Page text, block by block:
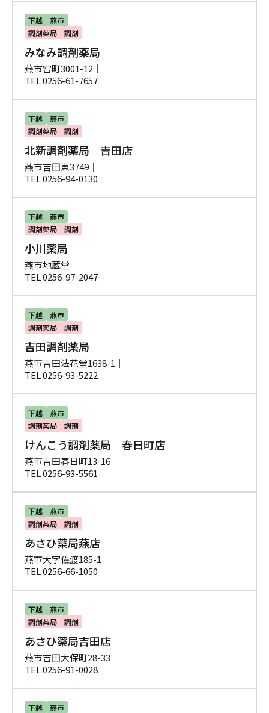
下越
燕市
調剤薬局
調剤
みなみ調剤薬局
燕市宮町3001-12｜
TEL 0256-61-7657
下越
燕市
調剤薬局
調剤
北新調剤薬局 吉田店
燕市吉田東3749｜
TEL 0256-94-0130
下越
燕市
調剤薬局
調剤
小川薬局
燕市地蔵堂｜
TEL 0256-97-2047
下越
燕市
調剤薬局
調剤
吉田調剤薬局
燕市吉田法花堂1638-1｜
TEL 0256-93-5222
下越
燕市
調剤薬局
調剤
けんこう調剤薬局 春日町店
燕市吉田春日町13-16｜
TEL 0256-93-5561
下越
燕市
調剤薬局
調剤
あさひ薬局燕店
燕市大字佐渡185-1｜
TEL 0256-66-1050
下越
燕市
調剤薬局
調剤
あさひ薬局吉田店
燕市吉田大保町28-33｜
TEL 0256-91-0028
下越
燕市